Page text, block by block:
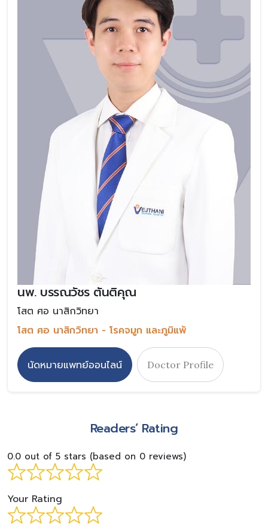
นพ. บรรณวัชร ตันติคุณ
โสต ศอ นาสิกวิทยา
โสต ศอ นาสิกวิทยา - โรคจมูก และภูมิแพ้
นัดหมายแพทย์ออนไลน์ Doctor Profile
Readers’ Rating
0.0 out of 5 stars (based on 0 reviews)
Your Rating